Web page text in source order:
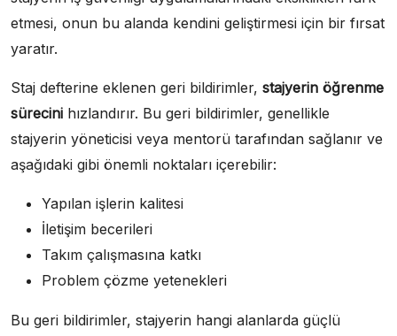
etmesi, onun bu alanda kendini geliştirmesi için bir fırsat
yaratır.
Staj defterine eklenen geri bildirimler, stajyerin öğrenme
sürecini hızlandırır. Bu geri bildirimler, genellikle
stajyerin yöneticisi veya mentorü tarafından sağlanır ve
aşağıdaki gibi önemli noktaları içerebilir:
Yapılan işlerin kalitesi
İletişim becerileri
Takım çalışmasına katkı
Problem çözme yetenekleri
Bu geri bildirimler, stajyerin hangi alanlarda güçlü